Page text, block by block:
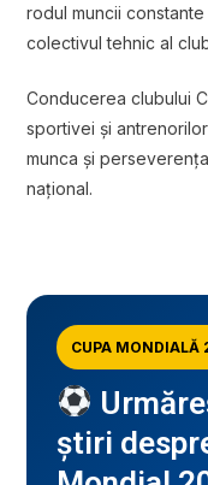
rodul muncii
colectivul tehnic al
Conducerea clubului
sportivei și
munca și
național.
CUPA MONDIALĂ
știri